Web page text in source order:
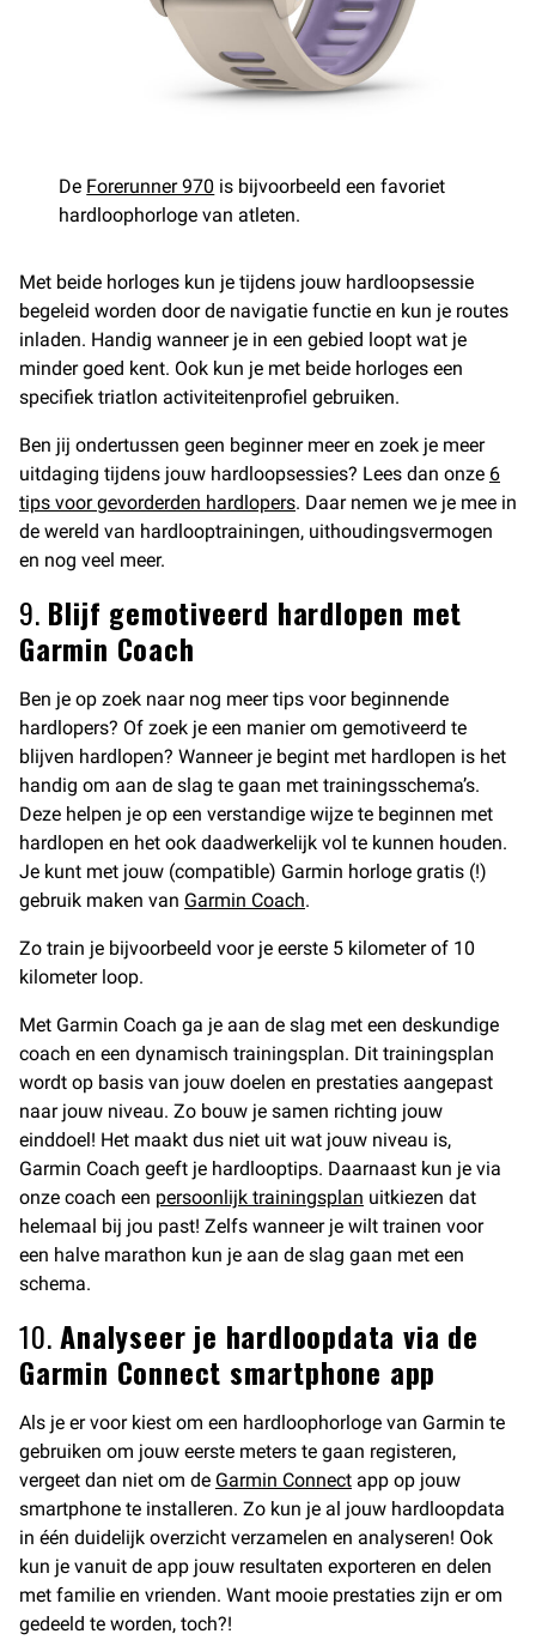
De Forerunner 970 is bijvoorbeeld een favoriet
hardloophorloge van atleten.
Met beide horloges kun je tijdens jouw hardloopsessie
begeleid worden door de navigatie functie en kun je routes
inladen. Handig wanneer je in een gebied loopt wat je
minder goed kent. Ook kun je met beide horloges een
specifiek triatlon activiteitenprofiel gebruiken.
Ben jij ondertussen geen beginner meer en zoek je meer
uitdaging tijdens jouw hardloopsessies? Lees dan onze 6
tips voor gevorderden hardlopers. Daar nemen we je mee in
de wereld van hardlooptrainingen, uithoudingsvermogen
en nog veel meer.
9. Blijf gemotiveerd hardlopen met
Garmin Coach
Ben je op zoek naar nog meer tips voor beginnende
hardlopers? Of zoek je een manier om gemotiveerd te
blijven hardlopen? Wanneer je begint met hardlopen is het
handig om aan de slag te gaan met trainingsschema’s.
Deze helpen je op een verstandige wijze te beginnen met
hardlopen en het ook daadwerkelijk vol te kunnen houden.
Je kunt met jouw (compatible) Garmin horloge gratis (!)
gebruik maken van Garmin Coach.
Zo train je bijvoorbeeld voor je eerste 5 kilometer of 10
kilometer loop.
Met Garmin Coach ga je aan de slag met een deskundige
coach en een dynamisch trainingsplan. Dit trainingsplan
wordt op basis van jouw doelen en prestaties aangepast
naar jouw niveau. Zo bouw je samen richting jouw
einddoel! Het maakt dus niet uit wat jouw niveau is,
Garmin Coach geeft je hardlooptips. Daarnaast kun je via
onze coach een persoonlijk trainingsplan uitkiezen dat
helemaal bij jou past! Zelfs wanneer je wilt trainen voor
een halve marathon kun je aan de slag gaan met een
schema.
10.Analyseer je hardloopdata via de
Garmin Connect smartphone app
Als je er voor kiest om een hardloophorloge van Garmin te
gebruiken om jouw eerste meters te gaan registeren,
vergeet dan niet om de Garmin Connect app op jouw
smartphone te installeren. Zo kun je al jouw hardloopdata
in één duidelijk overzicht verzamelen en analyseren! Ook
kun je vanuit de app jouw resultaten exporteren en delen
met familie en vrienden. Want mooie prestaties zijn er om
gedeeld te worden, toch?!